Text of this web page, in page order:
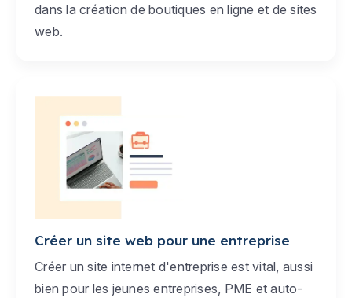
dans la création de boutiques en ligne et de sites
web.
Créer un site web pour une entreprise
Créer un site internet d'entreprise est vital, aussi
bien pour les jeunes entreprises, PME et auto-